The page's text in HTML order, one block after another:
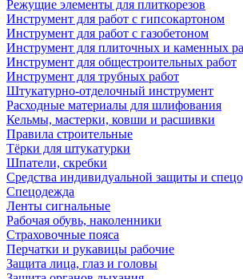
Режущие элементы для плиткорезов
Инструмент для работ с гипсокартоном
Инструмент для работ с газобетоном
Инструмент для плиточных и каменных
Инструмент для общестроительных работ
Инструмент для трубных работ
Штукатурно-отделочный инструмент
Расходные материалы для шлифования
Кельмы, мастерки, ковши и расшивки
Правила строительные
Тёрки для штукатурки
Шпатели, скребки
Средства индивидуальной защиты и
Спецодежда
Ленты сигнальные
Рабочая обувь, наколенники
Страховочные пояса
Перчатки и рукавицы рабочие
Защита лица, глаз и головы